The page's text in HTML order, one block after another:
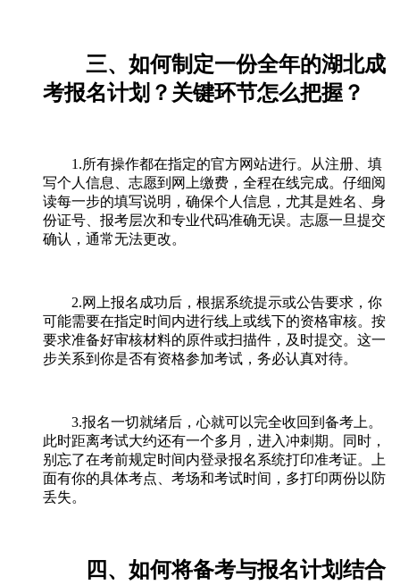
三、如何制定一份全年的湖北成
考报名计划？关键环节怎么把握？
1.所有操作都在指定的官方网站进行。从注册、填
写个人信息、志愿到网上缴费，全程在线完成。仔细阅
读每一步的填写说明，确保个人信息，尤其是姓名、身
份证号、报考层次和专业代码准确无误。志愿一旦提交
确认，通常无法更改。
2.网上报名成功后，根据系统提示或公告要求，你
可能需要在指定时间内进行线上或线下的资格审核。按
要求准备好审核材料的原件或扫描件，及时提交。这一
步关系到你是否有资格参加考试，务必认真对待。
3.报名一切就绪后，心就可以完全收回到备考上。
此时距离考试大约还有一个多月，进入冲刺期。同时，
别忘了在考前规定时间内登录报名系统打印准考证。上
面有你的具体考点、考场和考试时间，多打印两份以防
丢失。
四、如何将备考与报名计划结合